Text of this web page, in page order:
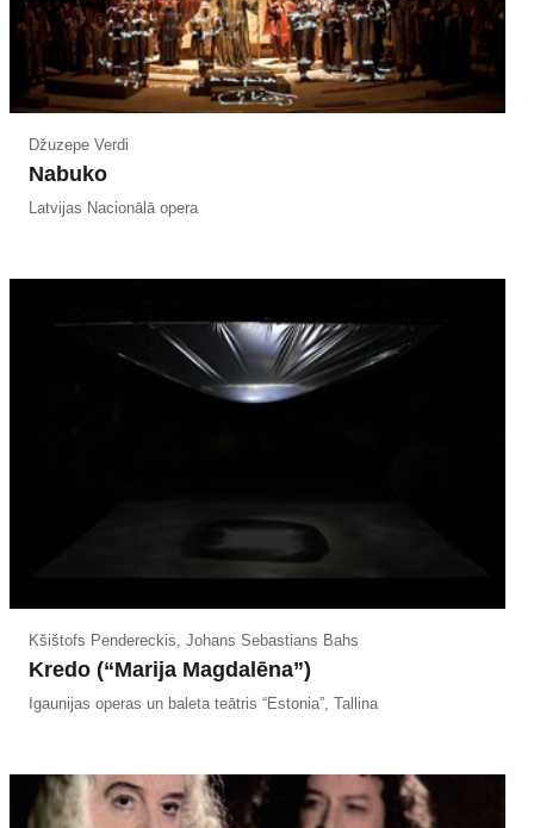
Džuzepe Verdi
Nabuko
Latvijas Nacionālā opera
Kšištofs Pendereckis, Johans Sebastians Bahs
Kredo (“Marija Magdalēna”)
Igaunijas operas un baleta teātris “Estonia”, Tallina